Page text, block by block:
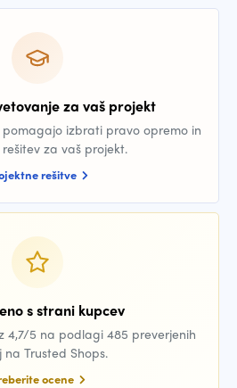
za vaš projekt
pomagajo izbrati pravo opremo in
za vaš projekt.
rešitve
s strani kupcev
4,7/5 na podlagi 485 preverjenih
na Trusted Shops.
ocene